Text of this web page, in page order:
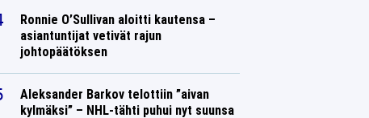
Ronnie O’Sullivan aloitti kautensa –
asiantuntijat vetivät rajun
johtopäätöksen
Aleksander Barkov telottiin ”aivan
kylmäksi” – NHL-tähti puhui nyt suunsa